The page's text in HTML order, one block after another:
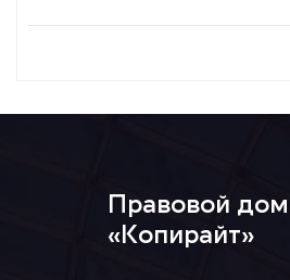
Правовой дом
«Копирайт»